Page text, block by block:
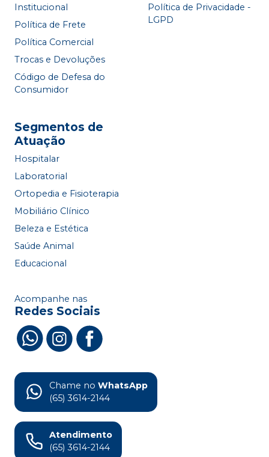
Institucional
Política de Frete
Política Comercial
Trocas e Devoluções
Código de Defesa do
Consumidor
Política de Privacidade -
LGPD
Segmentos de
Atuação
Hospitalar
Laboratorial
Ortopedia e Fisioterapia
Mobiliário Clínico
Beleza e Estética
Saúde Animal
Educacional
Acompanhe nas
Redes Sociais
Chame no WhatsApp
(65) 3614-2144
Atendimento
(65) 3614-2144